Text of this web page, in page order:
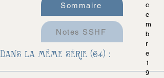
c
e
m
b
r
e
1
9
Sommaire
Notes SSHF
Dans la même série (64) :